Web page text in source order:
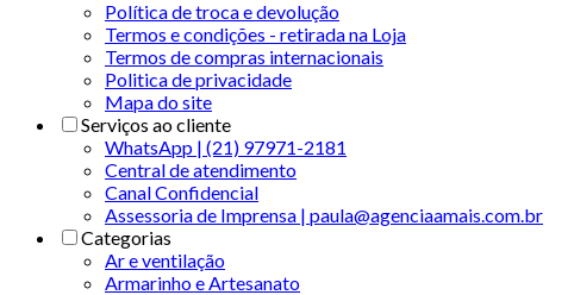
Política de troca e devolução
Termos e condições - retirada na Loja
Termos de compras internacionais
Politica de privacidade
Mapa do site
Serviços ao cliente
WhatsApp | (21) 97971-2181
Central de atendimento
Canal Confidencial
Assessoria de Imprensa | paula@agenciaamais.com.br
Categorias
Ar e ventilação
Armarinho e Artesanato